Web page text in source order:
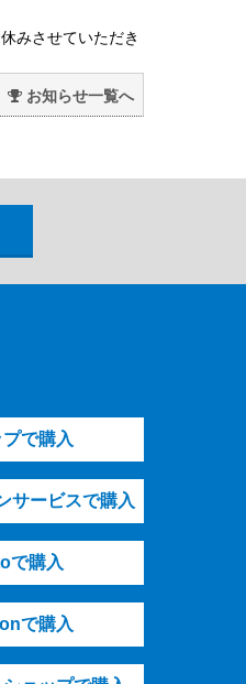
みさせていただき
お知らせ一覧へ
で購入
サービスで購入
で購入
で購入